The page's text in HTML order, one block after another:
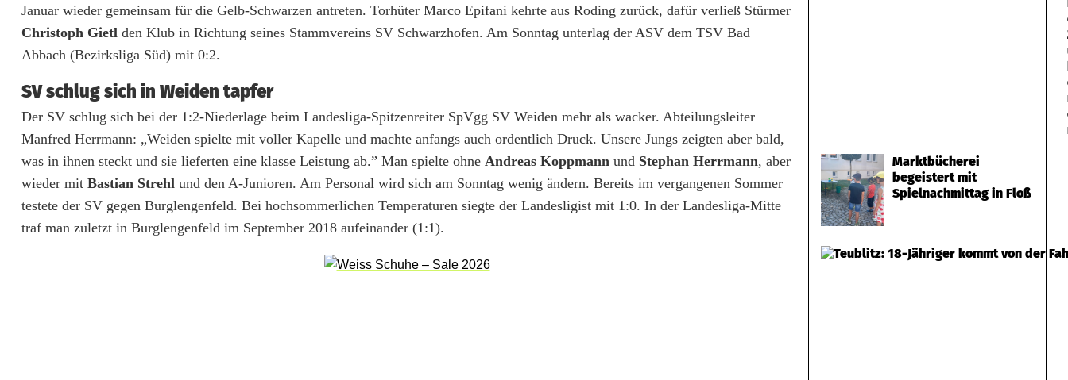
z
e
n
r
i
h
t
Januar wieder gemeinsam für die Gelb-Schwarzen antreten. Torhüter Marco Epifani kehrte aus Roding zurück, dafür verließ Stürmer
Christoph Gietl den Klub in Richtung seines Stammvereins SV Schwarzhofen. Am Sonntag unterlag der ASV dem TSV Bad
Abbach (Bezirksliga Süd) mit 0:2.
SV schlug sich in Weiden tapfer
Der SV schlug sich bei der 1:2-Niederlage beim Landesliga-Spitzenreiter SpVgg SV Weiden mehr als wacker. Abteilungsleiter
Manfred Herrmann: „Weiden spielte mit voller Kapelle und machte anfangs auch ordentlich Druck. Unsere Jungs zeigten aber bald,
was in ihnen steckt und sie lieferten eine klasse Leistung ab.” Man spielte ohne Andreas Koppmann und Stephan Herrmann, aber
wieder mit Bastian Strehl und den A-Junioren. Am Personal wird sich am Sonntag wenig ändern. Bereits im vergangenen Sommer
testete der SV gegen Burglengenfeld. Bei hochsommerlichen Temperaturen siegte der Landesligist mit 1:0. In der Landesliga-Mitte
traf man zuletzt in Burglengenfeld im September 2018 aufeinander (1:1).
Marktbücherei
begeistert mit
Spielnachmittag in Floß